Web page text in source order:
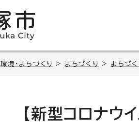
環境・まちづくり > まちづくり > まちづ
【新型コロナウ